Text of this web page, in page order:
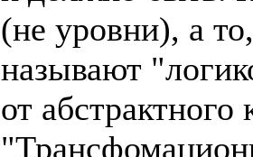
(не уровни), а
называют
от